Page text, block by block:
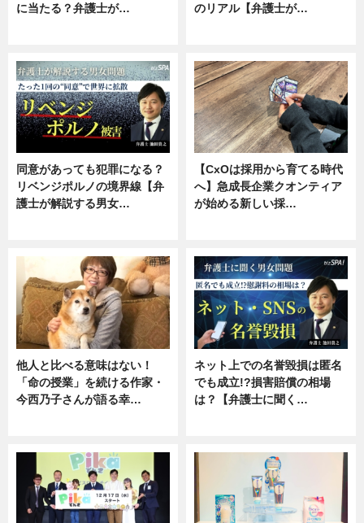
に当たる？弁護士が…
のリアル【弁護士が…
同意があっても犯罪になる？
リベンジポルノの境界線【弁
護士が解説する男女…
【CxOは採用から育てる時代
へ】急成長企業クオンティア
が始める新しい採…
他人と比べる意味はない！
「命の授業」を続ける作家・
今西乃子さんが語る幸…
ネット上での名誉毀損は匿名
でも成立!?損害賠償の相場
は？【弁護士に聞く…